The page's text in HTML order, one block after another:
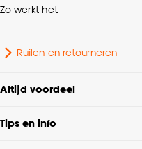
Zo werkt het
Ruilen en retourneren
Altijd voordeel
Tips en info